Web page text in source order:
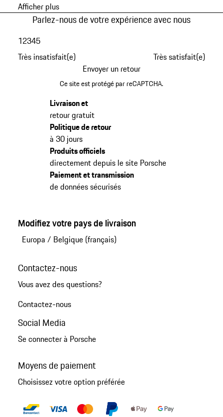
Afficher plus
Parlez-nous de votre expérience avec nous
Très insatisfait(e)
12345
Très satisfait(e)
Envoyer un retour
Ce site est protégé par reCAPTCHA.
Livraison et
retour gratuit
Politique de retour
à 30 jours
Produits officiels
directement depuis le site Porsche
Paiement et transmission
de données sécurisés
Modifiez votre pays de livraison
Europa / Belgique (français)
Contactez-nous
Vous avez des questions?
Contactez-nous
Social Media
Se connecter à Porsche
Moyens de paiement
Choisissez votre option préférée